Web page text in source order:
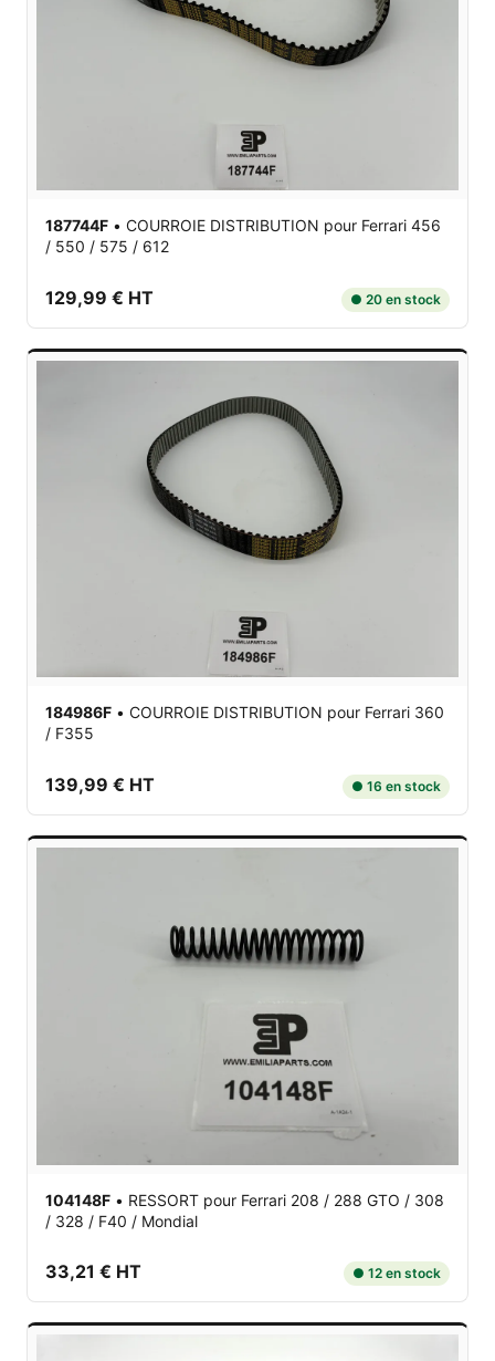
187744F • COURROIE DISTRIBUTION pour Ferrari 456
/ 550 / 575 / 612
129,99 € HT ● 20 en stock
184986F • COURROIE DISTRIBUTION pour Ferrari 360
/ F355
139,99 € HT ● 16 en stock
104148F • RESSORT pour Ferrari 208 / 288 GTO / 308
/ 328 / F40 / Mondial
33,21 € HT ● 12 en stock